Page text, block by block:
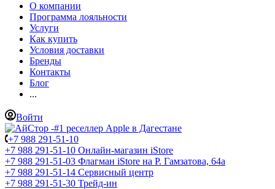
О компании
Программа лояльности
Услуги
Как купить
Условия доставки
Бренды
Контакты
Блог
...
Войти
+7 988 291-51-10
+7 988 291-51-10 Онлайн-магазин iStore
+7 988 291-51-03 Флагман iStore на Р. Гамзатова, 64а
+7 988 291-51-14 Сервисный центр
+7 988 291-51-30 Трейд-ин